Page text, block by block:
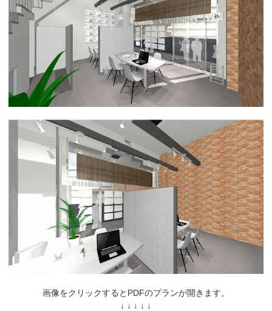
画像をクリックするとPDFのプランが開きます。
↓ ↓ ↓ ↓ ↓